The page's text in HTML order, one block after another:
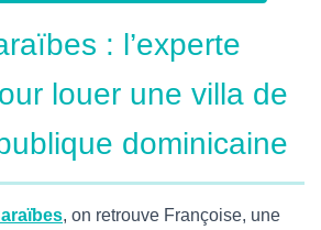
: l’experte
louer une villa de
dominicaine
, on retrouve Françoise, une